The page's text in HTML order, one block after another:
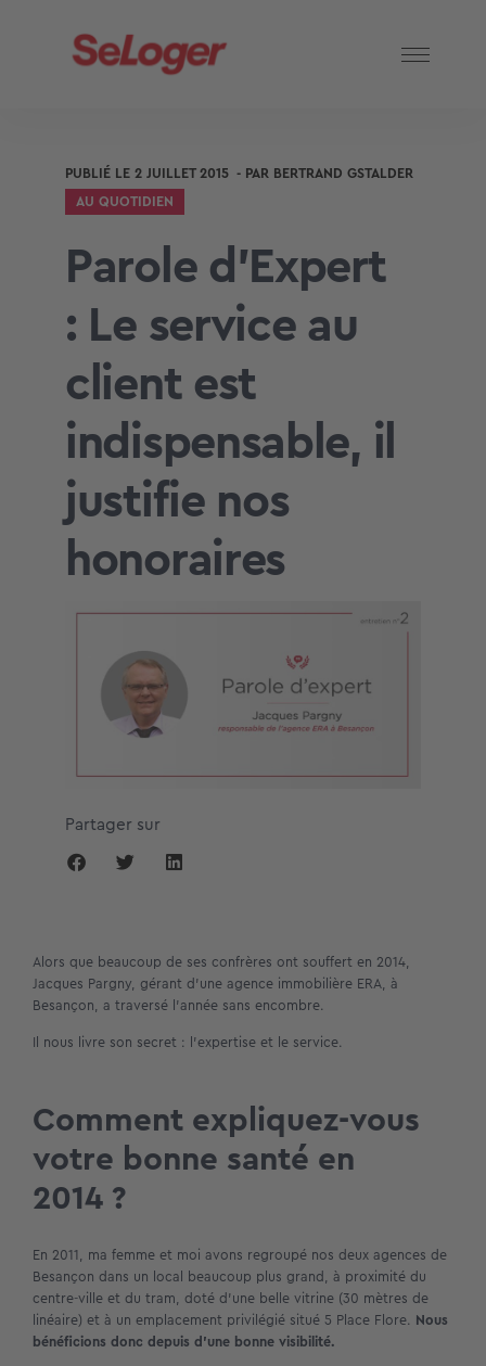
PUBLIÉ LE 2 JUILLET 2015 - PAR BERTRAND GSTALDER
AU QUOTIDIEN
Parole d’Expert
: Le service au
client est
indispensable, il
justifie nos
honoraires
Partager sur
Alors que beaucoup de ses confrères ont souffert en 2014,
Jacques Pargny, gérant d’une agence immobilière ERA, à
Besançon, a traversé l’année sans encombre.
Il nous livre son secret : l’expertise et le service.
Comment expliquez-vous
votre bonne santé en
2014 ?
En 2011, ma femme et moi avons regroupé nos deux agences de
Besançon dans un local beaucoup plus grand, à proximité du
centre-ville et du tram, doté d’une belle vitrine (30 mètres de
linéaire) et à un emplacement privilégié situé 5 Place Flore. Nous
bénéficions donc depuis d’une bonne visibilité.